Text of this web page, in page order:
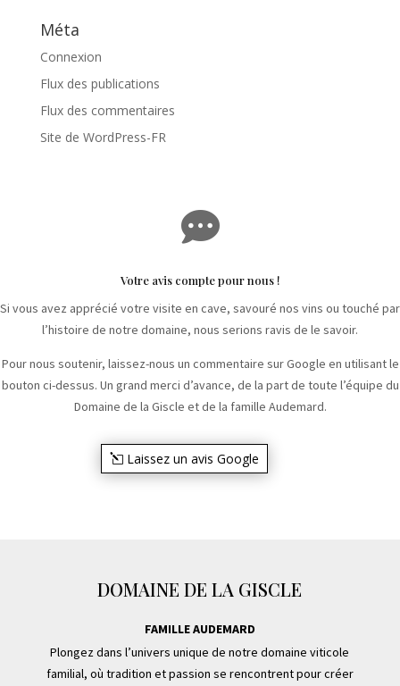
Méta
Connexion
Flux des publications
Flux des commentaires
Site de WordPress-FR

Votre avis compte pour nous !
Si vous avez apprécié votre visite en cave, savouré nos vins ou touché par
l’histoire de notre domaine, nous serions ravis de le savoir.
Pour nous soutenir, laissez-nous un commentaire sur Google en utilisant le
bouton ci-dessus. Un grand merci d’avance, de la part de toute l’équipe du
Domaine de la Giscle et de la famille Audemard.
Laissez un avis Google
DOMAINE DE LA GISCLE
FAMILLE AUDEMARD
Plongez dans l’univers unique de notre domaine viticole
familial, où tradition et passion se rencontrent pour créer